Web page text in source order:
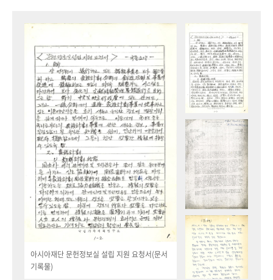
아시아재단 문헌정보실 설립 지원 요청서(문서
기록물)